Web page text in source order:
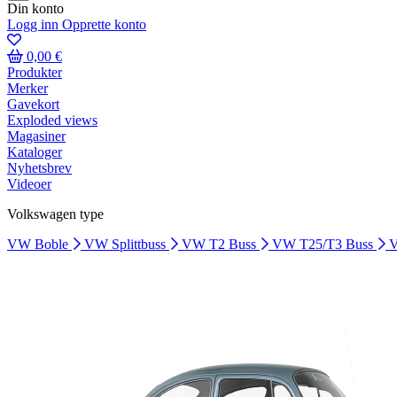
Din konto
Logg inn Opprette konto
0,00 €
Produkter
Merker
Gavekort
Exploded views
Magasiner
Kataloger
Nyhetsbrev
Videoer
Volkswagen type
VW Boble
VW Splittbuss VW T2 Buss VW T25/T3 Buss